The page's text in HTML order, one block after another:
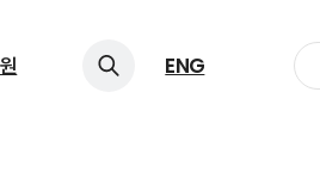
ENG